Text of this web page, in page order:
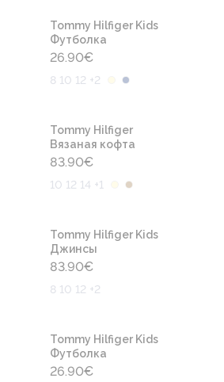
Tommy Hilfiger Kids
Футболка
26.90€
8 10 12 +2
Tommy Hilfiger
Вязаная кофта
83.90€
10 12 14 +1
Tommy Hilfiger Kids
Джинсы
83.90€
8 10 12 +2
Tommy Hilfiger Kids
Футболка
26.90€